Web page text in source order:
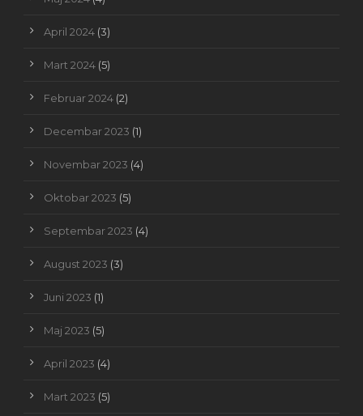
April 2024 (3)
Mart 2024 (5)
Februar 2024 (2)
Decembar 2023 (1)
Novembar 2023 (4)
Oktobar 2023 (5)
Septembar 2023 (4)
August 2023 (3)
Juni 2023 (1)
Maj 2023 (5)
April 2023 (4)
Mart 2023 (5)